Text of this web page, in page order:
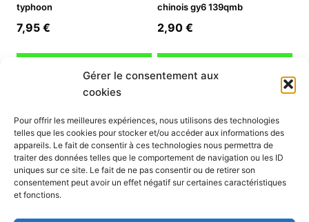
Gérer le consentement aux
cookies
Pour offrir les meilleures expériences, nous utilisons des technologies
telles que les cookies pour stocker et/ou accéder aux informations des
appareils. Le fait de consentir à ces technologies nous permettra de
traiter des données telles que le comportement de navigation ou les ID
uniques sur ce site. Le fait de ne pas consentir ou de retirer son
consentement peut avoir un effet négatif sur certaines caractéristiques
et fonctions.
typhoon
7,95 €
chinois gy6 139qmb
2,90 €
INFORMATION
Mon compte
Nous contacter
Mode paiement
Nos services
Politique de confidentialité